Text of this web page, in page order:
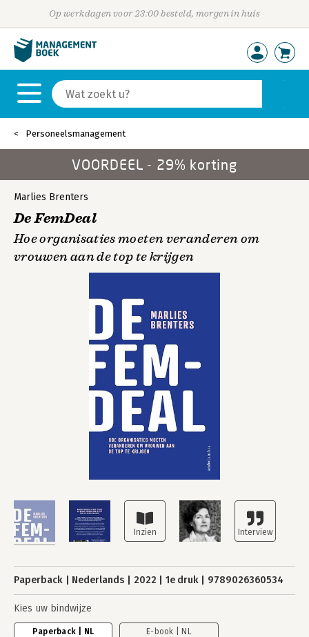
Op werkdagen voor 23:00 besteld, morgen in huis
Personeelsmanagement
VOORDEEL - 29% korting
Marlies Brenters
De FemDeal
Hoe organisaties moeten veranderen om
vrouwen aan de top te krijgen
Paperback Nederlands 2022 1e druk 9789026360534
Kies uw bindwijze
Paperback | NL E-book | NL